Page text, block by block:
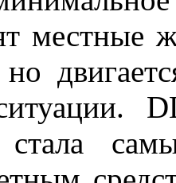
местные
но
стала